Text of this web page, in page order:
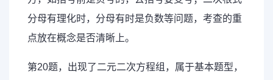
分母有理化时，分母有时是负数等问题，考查的重
点放在概念是否清晰上。
第20题，出现了二元二次方程组，属于基本题型，